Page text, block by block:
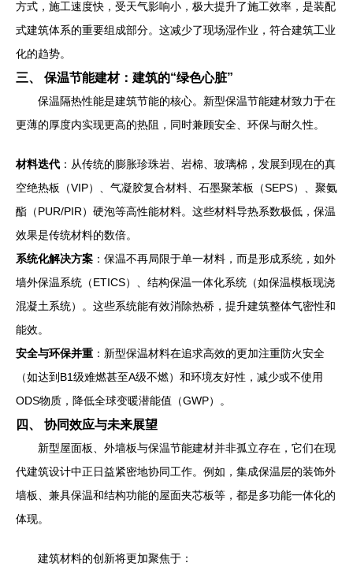
方式，施工速度快，受天气影响小，极大提升了施工效率，是装配
式建筑体系的重要组成部分。这减少了现场湿作业，符合建筑工业
化的趋势。
三、 保温节能建材：建筑的“绿色心脏”
保温隔热性能是建筑节能的核心。新型保温节能建材致力于在
更薄的厚度内实现更高的热阻，同时兼顾安全、环保与耐久性。
材料迭代 ：从传统的膨胀珍珠岩、岩棉、玻璃棉，发展到现在的真
空绝热板（VIP）、气凝胶复合材料、石墨聚苯板（SEPS）、聚氨
酯（PUR/PIR）硬泡等高性能材料。这些材料导热系数极低，保温
效果是传统材料的数倍。
系统化解决方案 ：保温不再局限于单一材料，而是形成系统，如外
墙外保温系统（ETICS）、结构保温一体化系统（如保温模板现浇
混凝土系统）。这些系统能有效消除热桥，提升建筑整体气密性和
能效。
安全与环保并重 ：新型保温材料在追求高效的更加注重防火安全
（如达到B1级难燃甚至A级不燃）和环境友好性，减少或不使用
ODS物质，降低全球变暖潜能值（GWP）。
四、 协同效应与未来展望
新型屋面板、外墙板与保温节能建材并非孤立存在，它们在现
代建筑设计中正日益紧密地协同工作。例如，集成保温层的装饰外
墙板、兼具保温和结构功能的屋面夹芯板等，都是多功能一体化的
体现。
建筑材料的创新将更加聚焦于：